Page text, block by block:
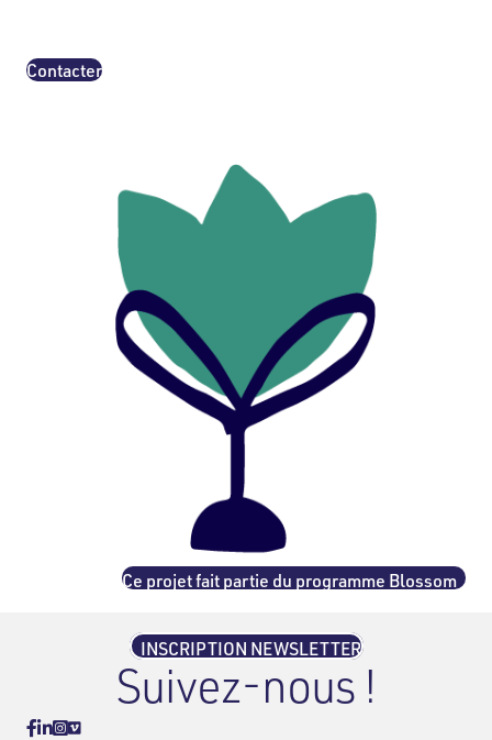
Contacter
Ce projet fait partie du programme Blossom
INSCRIPTION NEWSLETTER
Suivez-nous !
Facebook
Linkedin
Instagram
Vimeo